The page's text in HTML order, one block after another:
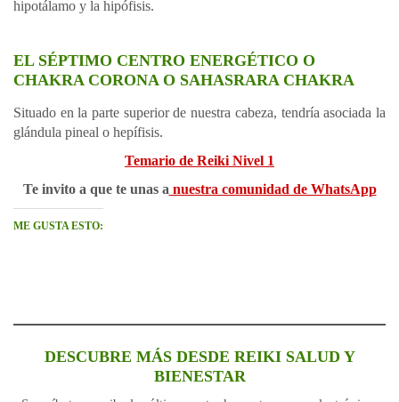
hipotálamo y la hipófisis.
EL SÉPTIMO CENTRO ENERGÉTICO O
CHAKRA CORONA O SAHASRARA CHAKRA
Situado en la parte superior de nuestra cabeza, tendría asociada la
glándula pineal o hepífisis.
Temario de Reiki Nivel 1
Te invito a que te unas a nuestra comunidad de WhatsApp
ME GUSTA ESTO:
DESCUBRE MÁS DESDE REIKI SALUD Y
BIENESTAR